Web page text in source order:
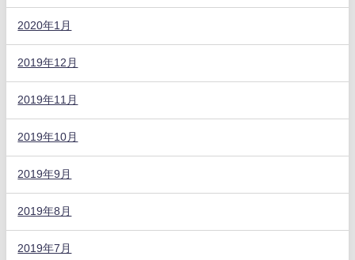
2020年1月
2019年12月
2019年11月
2019年10月
2019年9月
2019年8月
2019年7月